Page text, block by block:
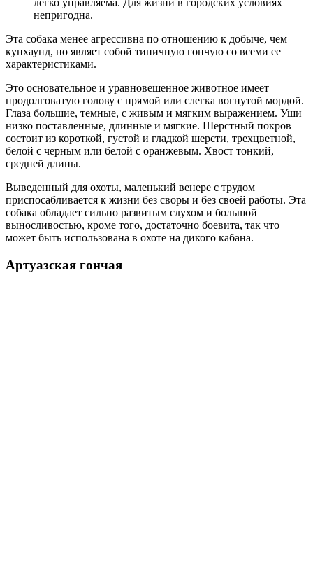
легко управляема. Для жизни в городских условиях
непригодна.
Эта собака менее агрессивна по отношению к добыче, чем
кунхаунд, но являет собой типичную гончую со всеми ее
характеристиками.
Это основательное и уравновешенное животное имеет
продолговатую голову с прямой или слегка вогнутой мордой.
Глаза большие, темные, с живым и мягким выражением. Уши
низко поставленные, длинные и мягкие. Шерстный покров
состоит из короткой, густой и гладкой шерсти, трехцветной,
белой с черным или белой с оранжевым. Хвост тонкий,
средней длины.
Выведенный для охоты, маленький венере с трудом
приспосабливается к жизни без своры и без своей работы. Эта
собака обладает сильно развитым слухом и большой
выносливостью, кроме того, достаточно боевита, так что
может быть использована в охоте на дикого кабана.
Артуазская гончая